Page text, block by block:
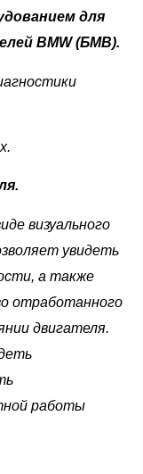
для
BMW (БМВ).
визуального
увидеть
а также
отработанного
двигателя.
работы